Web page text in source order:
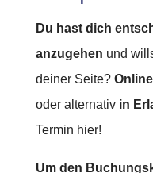
Du hast dich
anzugehen und
deiner Seite? Online
oder alternativ in
Termin hier!
Um den